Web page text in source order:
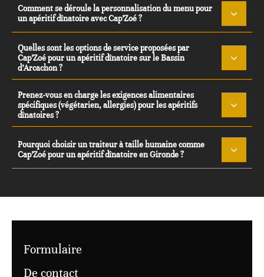
Comment se déroule la personnalisation du menu pour
un apéritif dînatoire avec Cap’Zoé ?
Quelles sont les options de service proposées par
Cap’Zoé pour un apéritif dînatoire sur le Bassin
d’Arcachon ?
Prenez-vous en charge les exigences alimentaires
spécifiques (végétarien, allergies) pour les apéritifs
dînatoires ?
Pourquoi choisir un traiteur à taille humaine comme
Cap’Zoé pour un apéritif dînatoire en Gironde ?
Formulaire
De contact